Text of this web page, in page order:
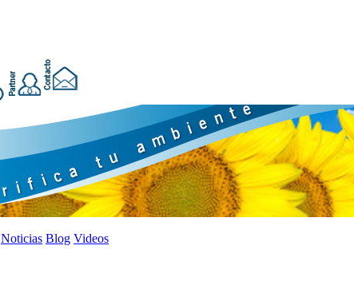
Noticias Blog Videos